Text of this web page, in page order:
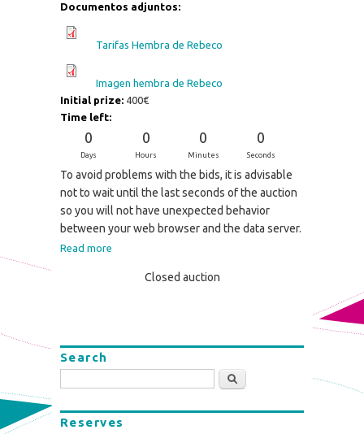
Documentos adjuntos:
Tarifas Hembra de Rebeco
Imagen hembra de Rebeco
Initial prize: 400€
Time left:
0
Days
0
Hours
0
Minutes
0
Seconds
To avoid problems with the bids, it is advisable
not to wait until the last seconds of the auction
so you will not have unexpected behavior
between your web browser and the data server.
Read more
Closed auction
Search
Search
Reserves